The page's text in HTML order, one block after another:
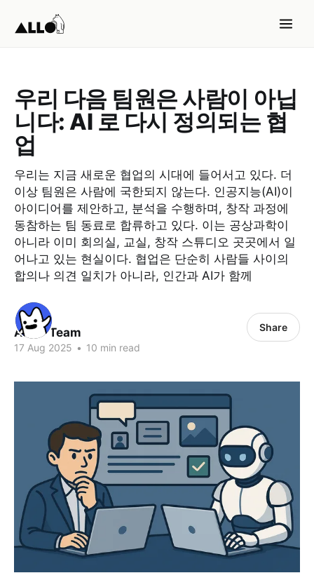
우리 다음 팀원은 사람이 아닙
니다: AI 로 다시 정의되는 협
업
우리는 지금 새로운 협업의 시대에 들어서고 있다. 더
이상 팀원은 사람에 국한되지 않는다. 인공지능(AI)이
아이디어를 제안하고, 분석을 수행하며, 창작 과정에
동참하는 팀 동료로 합류하고 있다. 이는 공상과학이
아니라 이미 회의실, 교실, 창작 스튜디오 곳곳에서 일
어나고 있는 현실이다. 협업은 단순히 사람들 사이의
합의나 의견 일치가 아니라, 인간과 AI가 함께
ALLO Team
17 Aug 2025 • 10 min read
Share